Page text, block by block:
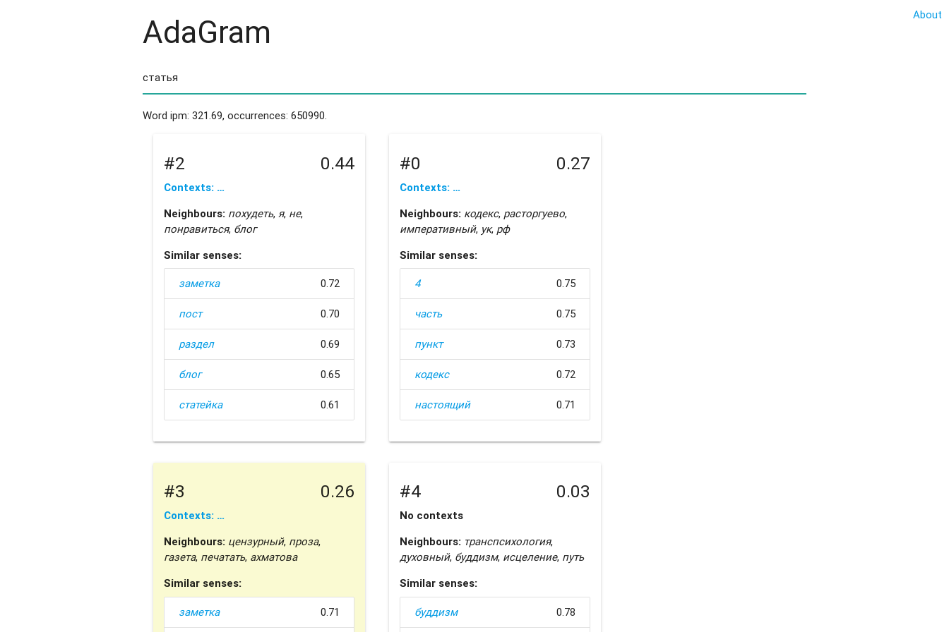
About
AdaGram
Word ipm: 321.69, occurrences: 650990.
#2 0.44
Contexts: …
Neighbours: похудеть, я, не,
понравиться, блог
Similar senses:
заметка 0.72
пост 0.70
раздел 0.69
блог 0.65
статейка 0.61
#0 0.27
Contexts: …
Neighbours: кодекс, расторгуево,
императивный, ук, рф
Similar senses:
4 0.75
часть 0.75
пункт 0.73
кодекс 0.72
настоящий 0.71
#3 0.26
Contexts: …
Neighbours: цензурный, проза,
газета, печатать, ахматова
Similar senses:
заметка 0.71
#4 0.03
No contexts
Neighbours: транспсихология,
духовный, буддизм, исцеление, путь
Similar senses:
буддизм 0.78